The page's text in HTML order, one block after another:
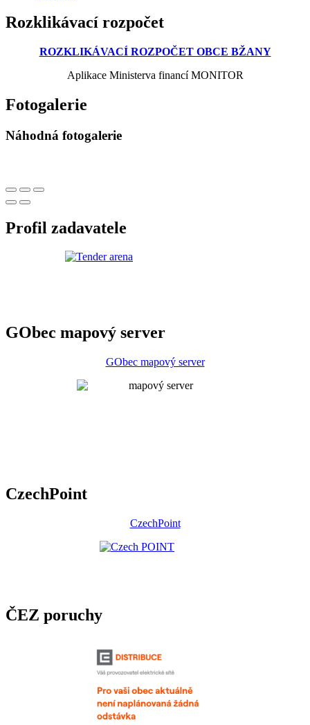
Rozklikávací rozpočet
ROZKLIKÁVACÍ ROZPOČET OBCE BŽANY
Aplikace Ministerva financí MONITOR
Fotogalerie
Náhodná fotogalerie
Profil zadavatele
GObec mapový server
GObec mapový server
CzechPoint
CzechPoint
ČEZ poruchy